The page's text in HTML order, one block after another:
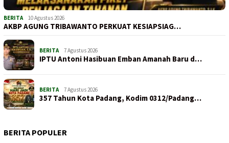
BERITA 10 Agustus 2026
AKBP AGUNG TRIBAWANTO PERKUAT KESIAPSIAG…
BERITA 7 Agustus 2026
IPTU Antoni Hasibuan Emban Amanah Baru d…
BERITA 7 Agustus 2026
357 Tahun Kota Padang, Kodim 0312/Padang…
BERITA POPULER